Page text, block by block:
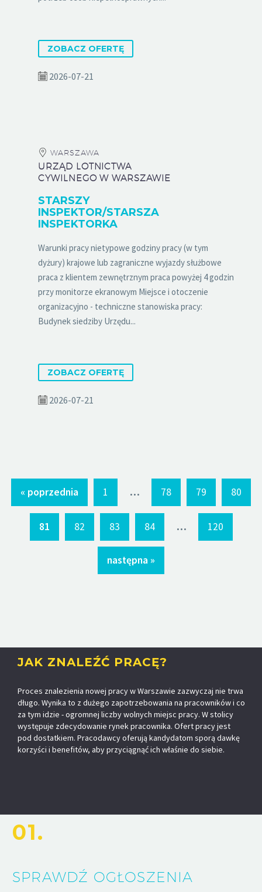
ZOBACZ OFERTĘ
2026-07-21
WARSZAWA
URZĄD LOTNICTWA
CYWILNEGO W WARSZAWIE
STARSZY
INSPEKTOR/STARSZA
INSPEKTORKA
Warunki pracy nietypowe godziny pracy (w tym
dyżury) krajowe lub zagraniczne wyjazdy służbowe
praca z klientem zewnętrznym praca powyżej 4 godzin
przy monitorze ekranowym Miejsce i otoczenie
organizacyjno - techniczne stanowiska pracy:
Budynek siedziby Urzędu...
ZOBACZ OFERTĘ
2026-07-21
« poprzednia 1 ... 78 79 80
81 82 83 84 ... 120
następna »
JAK ZNALEŹĆ PRACĘ?
Proces znalezienia nowej pracy w Warszawie zazwyczaj nie trwa
długo. Wynika to z dużego zapotrzebowania na pracowników i co
za tym idzie - ogromnej liczby wolnych miejsc pracy. W stolicy
występuje zdecydowanie rynek pracownika. Ofert pracy jest
pod dostatkiem. Pracodawcy oferują kandydatom sporą dawkę
korzyści i benefitów, aby przyciągnąć ich właśnie do siebie.
01.
SPRAWDŹ OGŁOSZENIA